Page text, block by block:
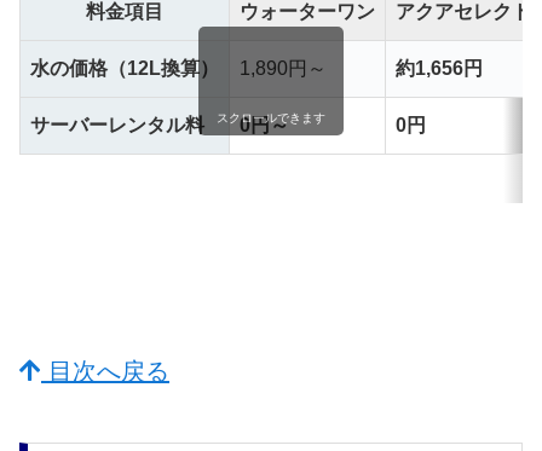
料金項目 ウォーターワン アクアセレクト
水の価格（12L換算） 1,890円～ 約1,656円
サーバーレンタル料 0円～ 0円
スクロールできます
目次へ戻る